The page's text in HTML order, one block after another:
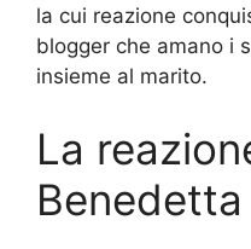
la cui reazione
blogger che amano i
insieme al marito.
La
Benedetta